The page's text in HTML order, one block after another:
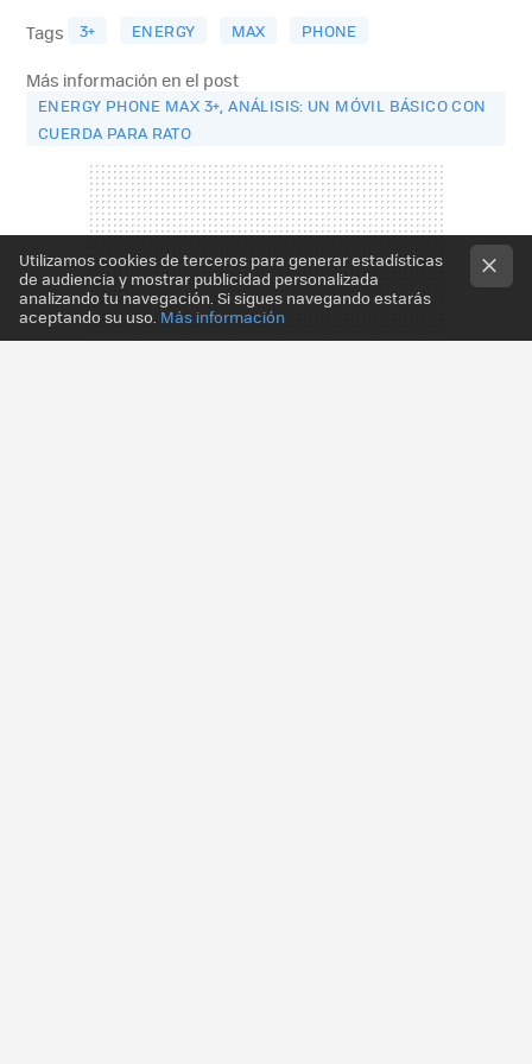
Tags 3+ ENERGY MAX PHONE
Más información en el post
ENERGY PHONE MAX 3+, ANÁLISIS: UN MÓVIL BÁSICO CON
CUERDA PARA RATO
Utilizamos cookies de terceros para generar estadísticas
de audiencia y mostrar publicidad personalizada
analizando tu navegación. Si sigues navegando estarás
aceptando su uso. Más información